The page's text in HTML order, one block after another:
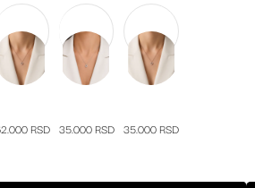
RSD 35.000 RSD 35.000 RSD